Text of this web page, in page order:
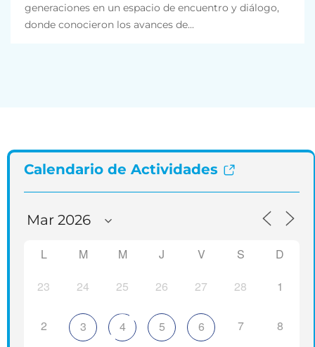
generaciones en un espacio de encuentro y diálogo,
donde conocieron los avances de...
Calendario de Actividades
L M M J V S
D
23
24 25 26 27 28 1
2 3 4 5 6 7 8